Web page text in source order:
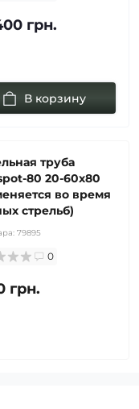
грн.
В корзину
труба
80 20-60х80
во время
стрельб)
79895
0
грн.